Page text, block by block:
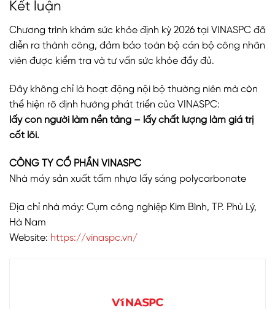
Kết luận
Chương trình khám sức khỏe định kỳ 2026 tại VINASPC đã
diễn ra thành công, đảm bảo toàn bộ cán bộ công nhân
viên được kiểm tra và tư vấn sức khỏe đầy đủ.
Đây không chỉ là hoạt động nội bộ thường niên mà còn
thể hiện rõ định hướng phát triển của VINASPC:
lấy con người làm nền tảng – lấy chất lượng làm giá trị
cốt lõi.
CÔNG TY CỔ PHẦN VINASPC
Nhà máy sản xuất tấm nhựa lấy sáng polycarbonate
Địa chỉ nhà máy: Cụm công nghiệp Kim Bình, TP. Phủ Lý,
Hà Nam
Website: https://vinaspc.vn/